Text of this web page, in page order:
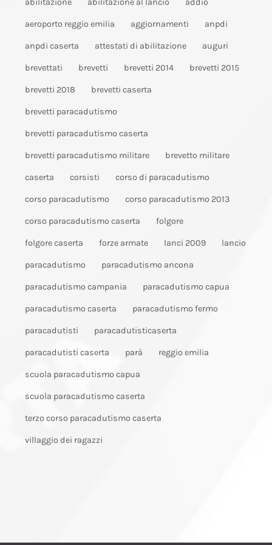
abilitazione abilitazione al lancio addio
aeroporto reggio emilia aggiornamenti anpdi
anpdi caserta attestati di abilitazione auguri
brevettati brevetti brevetti 2014 brevetti 2015
brevetti 2018 brevetti caserta
brevetti paracadutismo
brevetti paracadutismo caserta
brevetti paracadutismo militare brevetto militare
caserta corsisti corso di paracadutismo
corso paracadutismo corso paracadutismo 2013
corso paracadutismo caserta folgore
folgore caserta forze armate lanci 2009 lancio
paracadutismo paracadutismo ancona
paracadutismo campania paracadutismo capua
paracadutismo caserta paracadutismo fermo
paracadutisti paracadutisticaserta
paracadutisti caserta parà reggio emilia
scuola paracadutismo capua
scuola paracadutismo caserta
terzo corso paracadutismo caserta
villaggio dei ragazzi